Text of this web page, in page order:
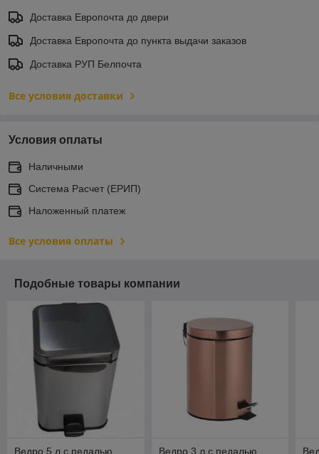
Доставка Европочта до двери
Доставка Европочта до пункта выдачи заказов
Доставка РУП Белпочта
Все условия доставки
Условия оплаты
Наличными
Система Расчет (ЕРИП)
Наложенный платеж
Все условия оплаты
Подобные товары компании
Ведро 5 л с педалью
Ведро 3 л с педалью